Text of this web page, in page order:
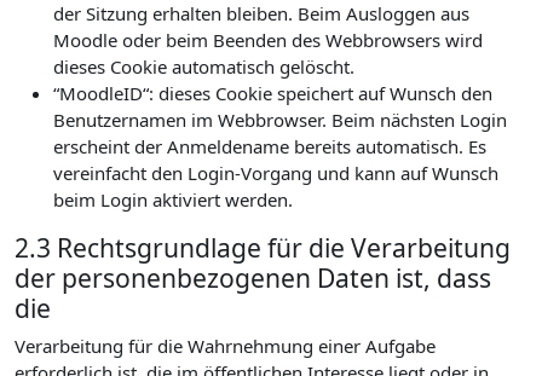
der Sitzung erhalten bleiben. Beim Ausloggen aus
Moodle oder beim Beenden des Webbrowsers wird
dieses Cookie automatisch gelöscht.
“MoodleID“: dieses Cookie speichert auf Wunsch den
Benutzernamen im Webbrowser. Beim nächsten Login
erscheint der Anmeldename bereits automatisch. Es
vereinfacht den Login-Vorgang und kann auf Wunsch
beim Login aktiviert werden.
2.3 Rechtsgrundlage für die Verarbeitung
der personenbezogenen Daten ist, dass
die
Verarbeitung für die Wahrnehmung einer Aufgabe